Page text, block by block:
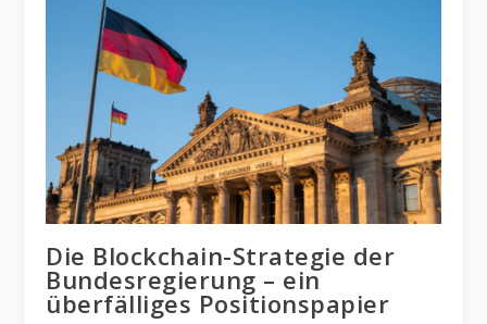
Die Blockchain-Strategie der
Bundesregierung – ein
überfälliges Positionspapier